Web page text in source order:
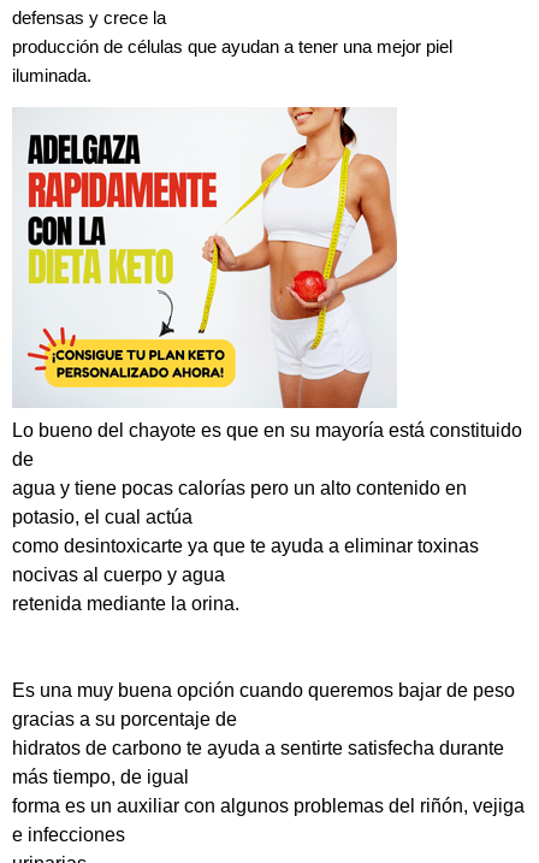
defensas y crece la
producción de células que ayudan a tener una mejor piel
iluminada.
Lo bueno del chayote es que en su mayoría está constituido
de
agua y tiene pocas calorías pero un alto contenido en
potasio, el cual actúa
como desintoxicarte ya que te ayuda a eliminar toxinas
nocivas al cuerpo y agua
retenida mediante la orina.
Es una muy buena opción cuando queremos bajar de peso
gracias a su porcentaje de
hidratos de carbono te ayuda a sentirte satisfecha durante
más tiempo, de igual
forma es un auxiliar con algunos problemas del riñón, vejiga
e infecciones